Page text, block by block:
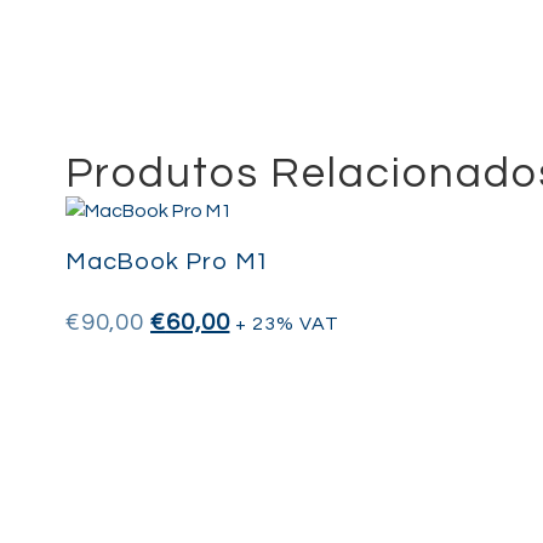
Produtos
MacBook Pro M1
€90,00 €60,00 + 23% VAT